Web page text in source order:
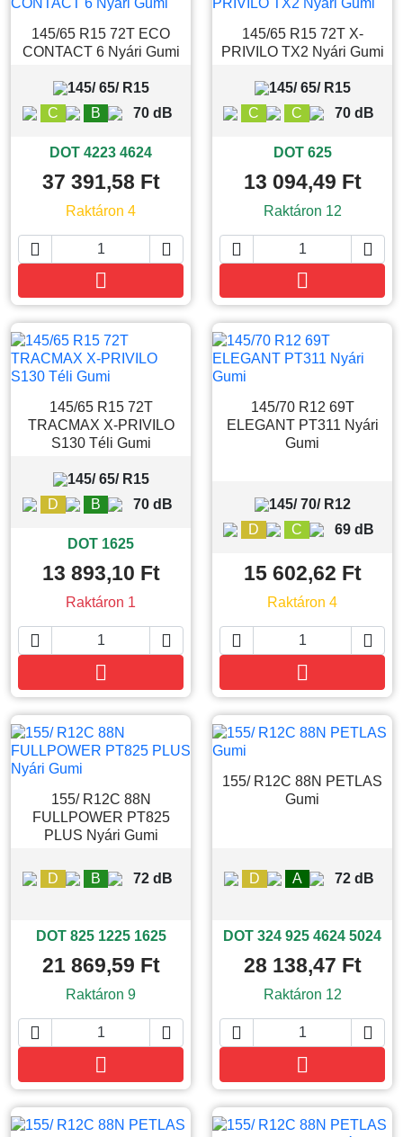
145/65 R15 72T ECO
CONTACT 6 Nyári Gumi
145/ 65/ R15
C
B 70 dB
DOT 4223 4624
37 391,58 Ft
Raktáron 4
 

145/65 R15 72T X-
PRIVILO TX2 Nyári Gumi
145/ 65/ R15
C
C 70 dB
DOT 625
13 094,49 Ft
Raktáron 12
 

145/65 R15 72T
TRACMAX X-PRIVILO
S130 Téli Gumi
145/ 65/ R15
D
B 70 dB
DOT 1625
13 893,10 Ft
Raktáron 1
 

145/70 R12 69T
ELEGANT PT311 Nyári
Gumi
145/ 70/ R12
D
C 69 dB
15 602,62 Ft
Raktáron 4
 

155/ R12C 88N
FULLPOWER PT825
PLUS Nyári Gumi
D B 72 dB
DOT 825 1225 1625
21 869,59 Ft
Raktáron 9
 

155/ R12C 88N PETLAS
Gumi
D A 72 dB
DOT 324 925 4624 5024
28 138,47 Ft
Raktáron 12
 
